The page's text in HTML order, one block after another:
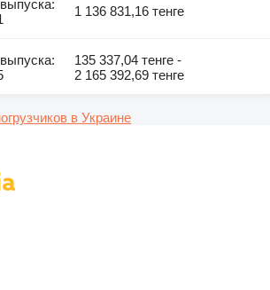
1 136 831,16 тенге
135 337,04 тенге -
2 165 392,69 тенге
в Украине